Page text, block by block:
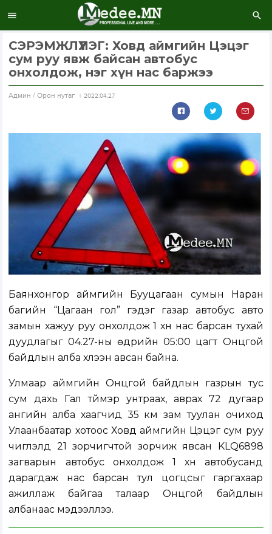
СЭРЭМЖЛҮҮЛЭГ: Ховд аймгийн Цэцэг
сум руу явж байсан автобус
онхолдож, нэг хүн нас баржээ
Aдмин / Орон нутаг 2022.04.27
Баянхонгор аймгийн Бууцагаан сумын Наран
багийн “Цагаан гол” гэдэг газар автобус авто
замын хажуу руу онхолдож 1 хүн нас барсан тухай
дуудлагыг 04.27-ны өдрийн 05:00 цагт Онцгой
байдлын алба хүлээн авсан байна.
Улмаар аймгийн Онцгой байдлын газрын тус
сум дахь Гал түймэр унтраах, аврах 72 дугаар
ангийн алба хаагчид 35 км зам туулан очиход
Улаанбаатар хотоос Ховд аймгийн Цэцэг сум руу
чиглэлд 21 зорчигчтой зорчиж явсан KLQ6898
загварын автобус онхолдож 1 хүн автобусанд
дарагдаж нас барсан тул цогцсыг гаргахаар
ажиллаж байгаа талаар Онцгой байдлын
албанаас мэдээллээ.